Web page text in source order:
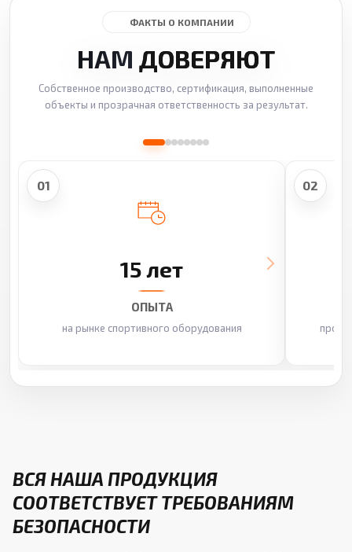
ФАКТЫ О КОМПАНИИ
НАМ ДОВЕРЯЮТ
Собственное производство, сертификация, выполненные
объекты и прозрачная ответственность за результат.
01
15 лет
ОПЫТА
на рынке спортивного оборудования
02
ВСЯ НАША ПРОДУКЦИЯ
СООТВЕТСТВУЕТ ТРЕБОВАНИЯМ
БЕЗОПАСНОСТИ